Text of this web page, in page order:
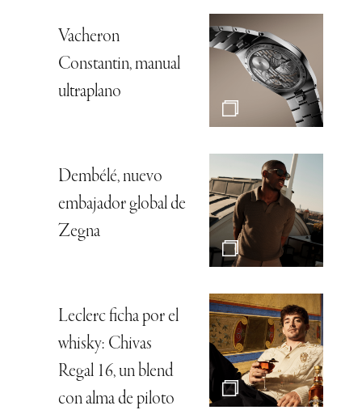
Vacheron
Constantin, manual
ultraplano
Dembélé, nuevo
embajador global de
Zegna
Leclerc ficha por el
whisky: Chivas
Regal 16, un blend
con alma de piloto